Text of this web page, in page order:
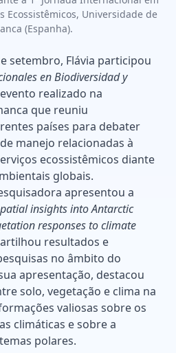
Ecossistêmicos, Universidade de
(Espanha).
setembro, Flávia participou
en Biodiversidad y
realizado na
que reuniu
países para debater
manejo relacionadas à
ecossistêmicos diante
globais.
apresentou a
insights into Antarctic
responses to climate
resultados e
no âmbito do
apresentação, destacou
solo, vegetação e clima na
valiosas sobre os
climáticas e sobre a
polares.